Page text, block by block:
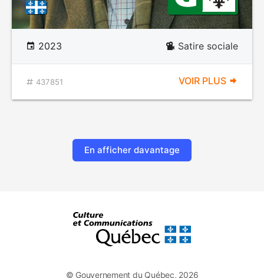
2023 Satire sociale
437851 VOIR PLUS
En afficher davantage
© Gouvernement du Québec, 2026